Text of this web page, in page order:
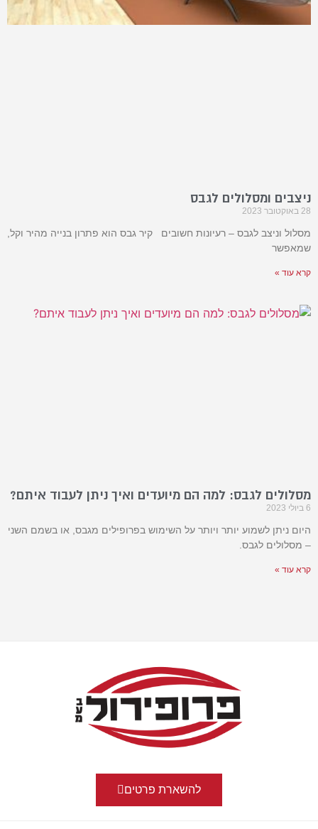
ניצבים ומסלולים לגבס
28 באוקטובר 2023
מסלול וניצב לגבס – רעיונות חשובים קיר גבס הוא פתרון בנייה מהיר וקל,
שמאפשר
קרא עוד »
מסלולים לגבס: למה הם מיועדים ואיך ניתן לעבוד איתם?
6 ביולי 2023
היום ניתן לשמוע יותר ויותר על השימוש בפרופילים מגבס, או בשמם השני
– מסלולים לגבס.
קרא עוד »
להשארת פרטים